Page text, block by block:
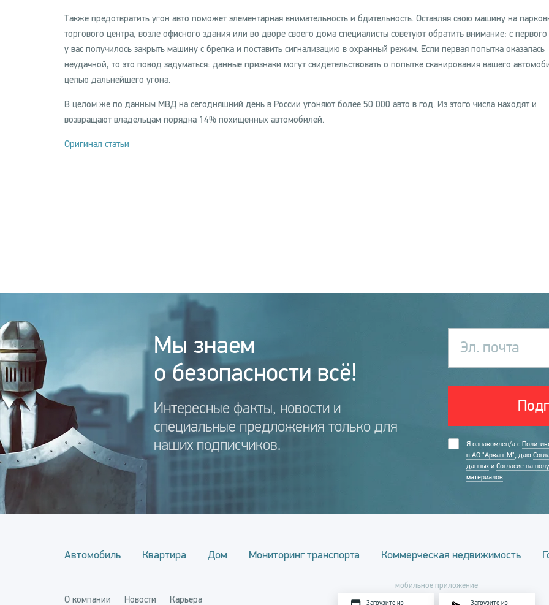
Также предотвратить угон авто поможет элементарная внимательность и бдительность. Оставляя свою машину на
торгового центра, возле офисного здания или во дворе своего дома специалисты советуют обратить внимание: с
у вас получилось закрыть машину с брелка и поставить сигнализацию в охранный режим. Если первая попытка оказалась
неудачной, то это повод задуматься: данные признаки могут свидетельствовать о попытке сканирования вашего
целью дальнейшего угона.
В целом же по данным МВД на сегодняшний день в России угоняют более 50 000 авто в год. Из этого числа находят и
возвращают владельцам порядка 14% похищенных автомобилей.
Оригинал статьи
Мы знаем
о безопасности всё!
Интересные факты, новости и
специальные предложения только для
наших подписчиков.
Эл. почта
Я ознакомлен/а с
в АО "Аркан-М", даю
данных и Согласие на
материалов.
Автомобиль Квартира Дом Мониторинг транспорта Коммерческая недвижимость
О компании Новости Карьера
мобильное приложение
Загрузите из Загрузите из